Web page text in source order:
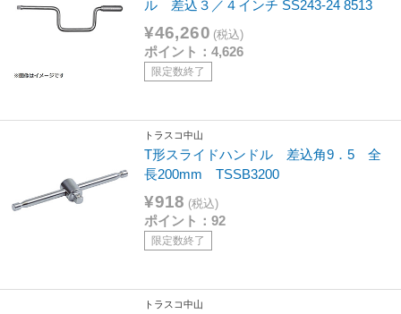
ル 差込３／４インチ SS243-24 8513
¥46,260 (税込)
ポイント：4,626
限定数終了
トラスコ中山
T形スライドハンドル 差込角9．5 全
長200mm TSSB3200
¥918 (税込)
ポイント：92
限定数終了
トラスコ中山